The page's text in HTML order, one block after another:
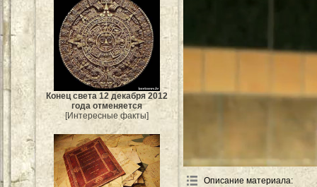
Конец света 12 декабря 2012
года отменяется
[Интересные факты]
Описание материала: